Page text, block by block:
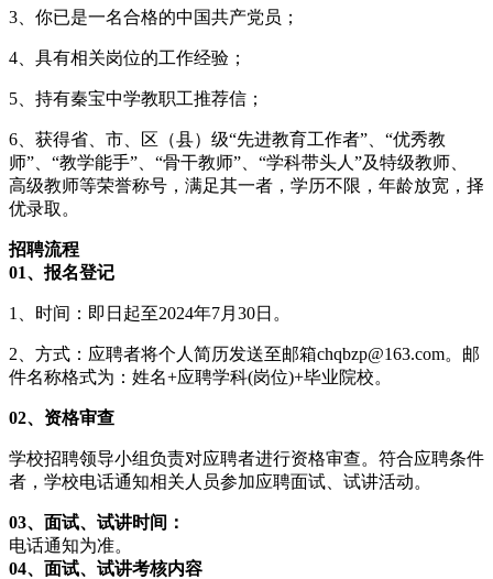
3、你已是一名合格的中国共产党员；
4、具有相关岗位的工作经验；
5、持有秦宝中学教职工推荐信；
6、获得省、市、区（县）级“先进教育工作者”、“优秀教
师”、“教学能手”、“骨干教师”、“学科带头人”及特级教师、
高级教师等荣誉称号，满足其一者，学历不限，年龄放宽，择
优录取。
招聘流程
01、 报名登记
1、时间：即日起至2024年7月30日。
2、方式：应聘者将个人简历发送至邮箱chqbzp@163.com。邮
件名称格式为：姓名+应聘学科(岗位)+毕业院校。
02、 资格审查
学校招聘领导小组负责对应聘者进行资格审查。符合应聘条件
者，学校电话通知相关人员参加应聘面试、试讲活动。
03、 面试、试讲时间：
电话通知为准。
04、 面试、试讲考核内容